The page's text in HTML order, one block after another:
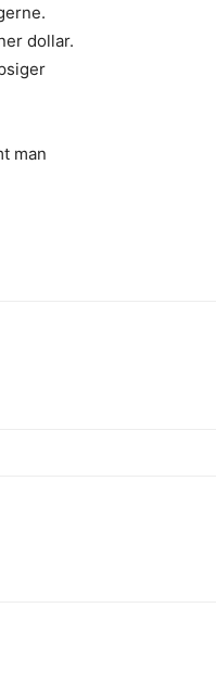
dollar.
man